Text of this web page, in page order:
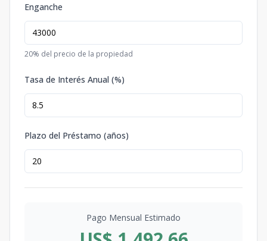
Enganche
20% del precio de la propiedad
Tasa de Interés Anual (%)
Plazo del Préstamo (años)
Pago Mensual Estimado